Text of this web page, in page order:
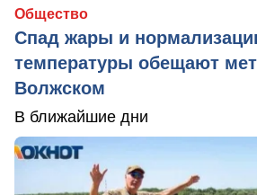
Общество
Спад жары и
температуры обещают
Волжском
В ближайшие дни